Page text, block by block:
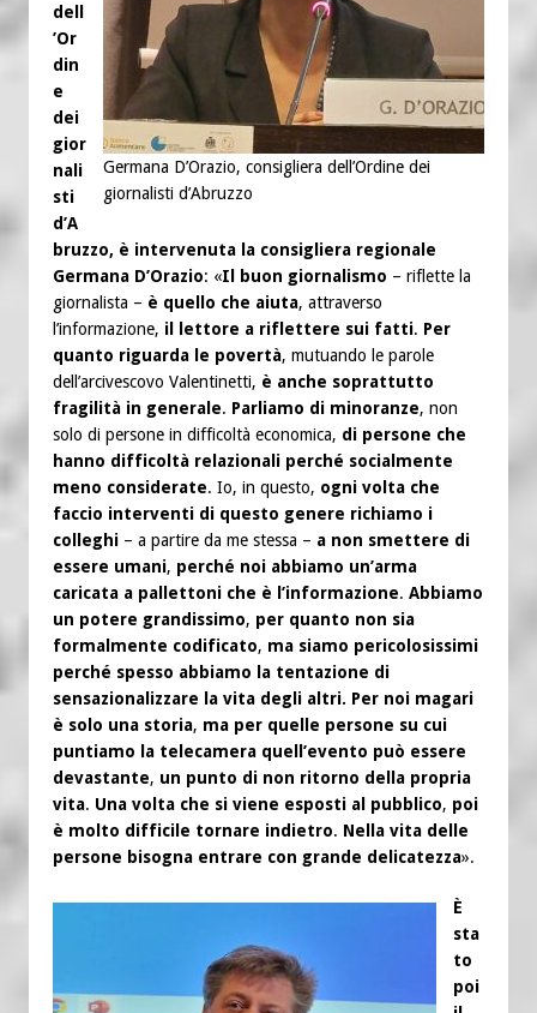
Germana D’Orazio, consigliera dell’Ordine dei
giornalisti d’Abruzzo
dell
’Or
din
e
dei
gior
nali
sti
d’A
bruzzo, è intervenuta la consigliera regionale
Germana D’Orazio: «Il buon giornalismo – riflette la
giornalista – è quello che aiuta, attraverso
l’informazione, il lettore a riflettere sui fatti. Per
quanto riguarda le povertà, mutuando le parole
dell’arcivescovo Valentinetti, è anche soprattutto
fragilità in generale. Parliamo di minoranze, non
solo di persone in difficoltà economica, di persone che
hanno difficoltà relazionali perché socialmente
meno considerate. Io, in questo, ogni volta che
faccio interventi di questo genere richiamo i
colleghi – a partire da me stessa – a non smettere di
essere umani, perché noi abbiamo un’arma
caricata a pallettoni che è l’informazione. Abbiamo
un potere grandissimo, per quanto non sia
formalmente codificato, ma siamo pericolosissimi
perché spesso abbiamo la tentazione di
sensazionalizzare la vita degli altri. Per noi magari
è solo una storia, ma per quelle persone su cui
puntiamo la telecamera quell’evento può essere
devastante, un punto di non ritorno della propria
vita. Una volta che si viene esposti al pubblico, poi
è molto difficile tornare indietro. Nella vita delle
persone bisogna entrare con grande delicatezza».
È
sta
to
poi